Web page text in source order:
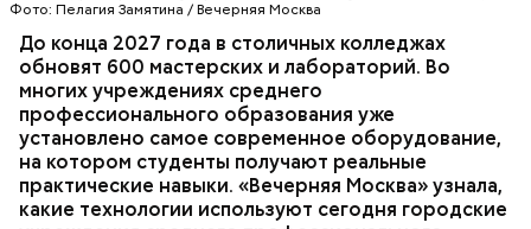
Фото: Пелагия Замятина / Вечерняя Москва
До конца 2027 года в столичных колледжах
обновят 600 мастерских и лабораторий. Во
многих учреждениях среднего
профессионального образования уже
установлено самое современное оборудование,
на котором студенты получают реальные
практические навыки. «Вечерняя Москва» узнала,
какие технологии используют сегодня городские
— С учетом их запросов обновлены все
образовательные программы, а практика теперь
занимает не менее 70 процентов учебного
времени, — рассказала она. — Чтобы повысить
качество обучения, мы переоснастили полторы
тысячи мастерских и лабораторий. Ирина Швец
сообщила, что к 2031 году планируется полностью
обновить инфраструктуру городских колледжей, в
ОБРАЗОВАНИЕ МОСКВА КОЛЛЕДЖИ
Мария добавила, что здесь она увидела:
киношники работают многозадачно, что отлично
подошло бы ей по складу ума и характера.